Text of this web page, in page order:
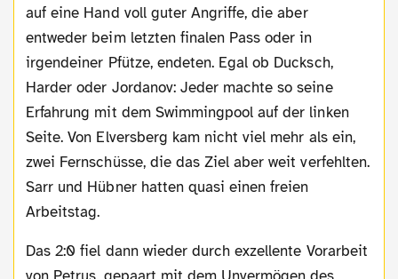
auf eine Hand voll guter Angriffe, die aber
entweder beim letzten finalen Pass oder in
irgendeiner Pfütze, endeten. Egal ob Ducksch,
Harder oder Jordanov: Jeder machte so seine
Erfahrung mit dem Swimmingpool auf der linken
Seite. Von Elversberg kam nicht viel mehr als ein,
zwei Fernschüsse, die das Ziel aber weit verfehlten.
Sarr und Hübner hatten quasi einen freien
Arbeitstag.
Das 2:0 fiel dann wieder durch exzellente Vorarbeit